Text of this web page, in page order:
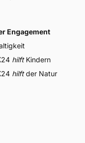
Engagement
hilftKindern
hilftder Natur